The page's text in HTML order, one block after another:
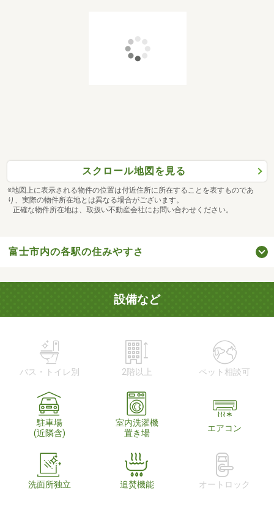
スクロール地図を見る
※地図上に表示される物件の位置は付近住所に所在することを表すものであ
り、実際の物件所在地とは異なる場合がございます。
正確な物件所在地は、取扱い不動産会社にお問い合わせください。
富士市内の各駅の住みやすさ
設備など
バス・トイレ別 2階以上 ペット相談可
駐車場
(近隣含)
室内洗濯機
置き場
エアコン
洗面所独立 追焚機能 オートロック